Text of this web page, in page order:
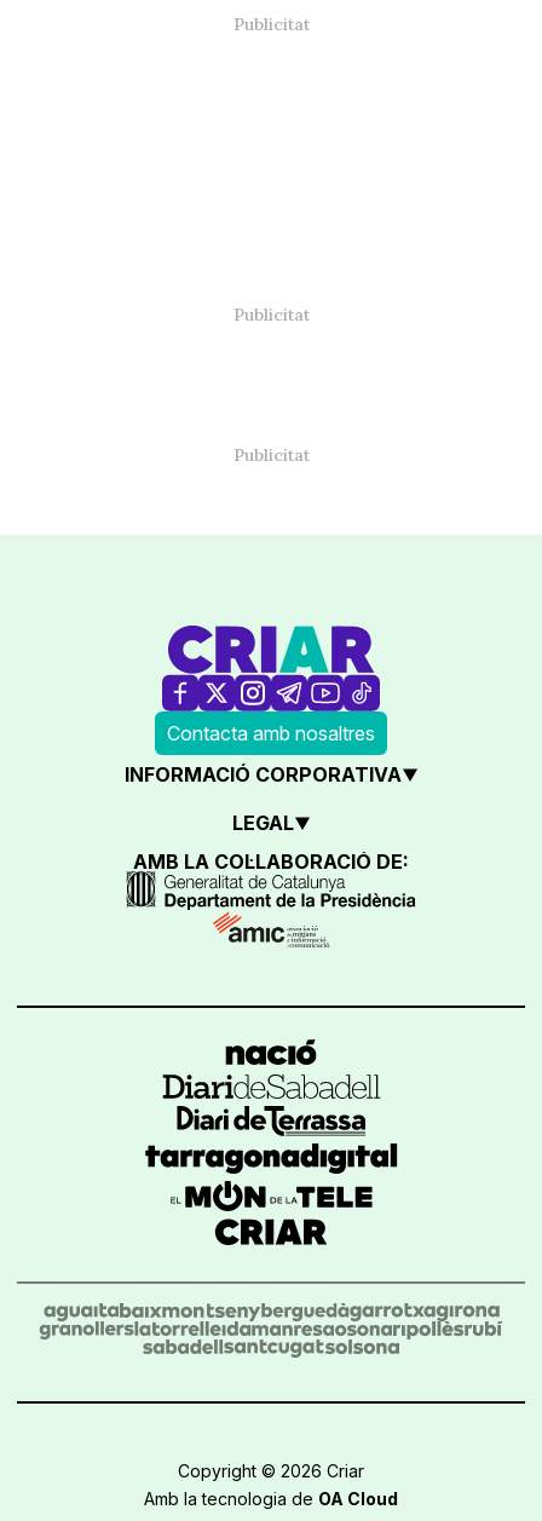
Contacta amb nosaltres
INFORMACIÓ CORPORATIVA
LEGAL
AMB LA COL·LABORACIÓ DE:
Copyright © 2026 Criar
Amb la tecnologia de OA Cloud